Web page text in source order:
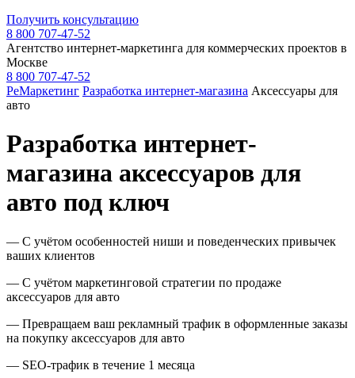
Получить консультацию
8 800 707-47-52
Агентство интернет-маркетинга для коммерческих проектов в
Москве
8 800 707-47-52
РеМаркетинг Разработка интернет-магазина Аксессуары для
авто
Разработка интернет-
магазина аксессуаров для
авто под ключ
— С учётом особенностей ниши и поведенческих привычек
ваших клиентов
— С учётом маркетинговой стратегии по продаже
аксессуаров для авто
— Превращаем ваш рекламный трафик в оформленные заказы
на покупку аксессуаров для авто
— SEO-трафик в течение 1 месяца